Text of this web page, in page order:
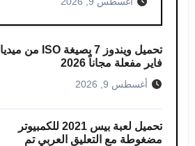
تحميل ويندوز 7 بصيغة ISO من ميديا
فاير مفعلة مجاناً 2026
أغسطس 9, 2026
تحميل لعبة بيس 2021 للكمبيوتر​
مضغوطة مع التعليق العربي تم